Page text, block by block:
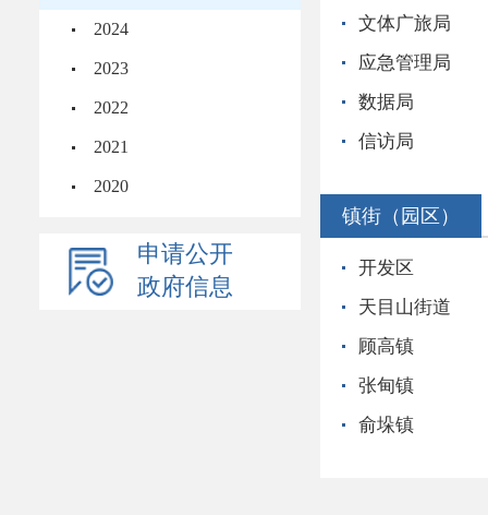
2024
2023
2022
2021
2020
申请公开
政府信息
文体广旅局
应急管理局
数据局
信访局
镇街（园区）
开发区
天目山街道
顾高镇
张甸镇
俞垛镇